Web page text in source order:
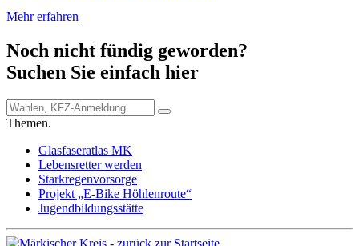
Mehr erfahren
Noch nicht fündig geworden?
Suchen Sie einfach hier
Themen.
Glasfaseratlas MK
Lebensretter werden
Starkregenvorsorge
Projekt „E-Bike Höhlenroute“
Jugendbildungsstätte